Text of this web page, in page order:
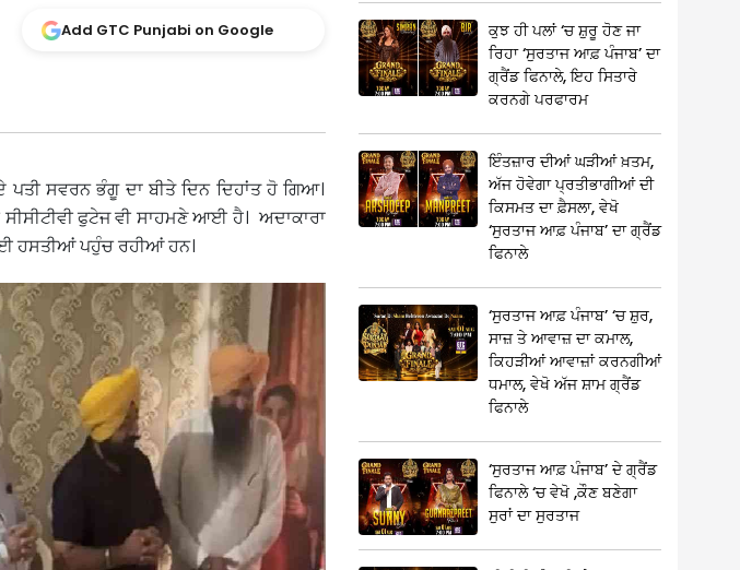
Add GTC Punjabi on Google
ਸਵਰਨ ਭੰਗੂ ਦਾ ਬੀਤੇ ਦਿਨ ਦਿਹਾਂਤ ਹੋ ਗਿਆ।
ਫੁਟੇਜ ਵੀ ਸਾਹਮਣੇ ਆਈ ਹੈ। ਅਦਾਕਾਰਾ
ਹਸਤੀਆਂ ਪਹੁੰਚ ਰਹੀਆਂ ਹਨ।
ਕੁਝ ਹੀ ਪਲਾਂ ‘ਚ ਸ਼ੁਰੂ ਹੋਣ ਜਾ
ਰਿਹਾ ‘ਸੁਰਤਾਜ ਆਫ਼ ਪੰਜਾਬ’ ਦਾ
ਗ੍ਰੈਂਡ ਫਿਨਾਲੇ, ਇਹ ਸਿਤਾਰੇ
ਕਰਨਗੇ ਪਰਫਾਰਮ
ਇੰਤਜ਼ਾਰ ਦੀਆਂ ਘੜੀਆਂ ਖ਼ਤਮ,
ਅੱਜ ਹੋਵੇਗਾ ਪ੍ਰਤੀਭਾਗੀਆਂ ਦੀ
ਕਿਸਮਤ ਦਾ ਫ਼ੈਸਲਾ, ਵੇਖੋ
‘ਸੁਰਤਾਜ ਆਫ਼ ਪੰਜਾਬ’ ਦਾ ਗ੍ਰੈਂਡ
ਫਿਨਾਲੇ
‘ਸੁਰਤਾਜ ਆਫ਼ ਪੰਜਾਬ’ ‘ਚ ਸ਼ੁਰ,
ਸਾਜ਼ ਤੇ ਆਵਾਜ਼ ਦਾ ਕਮਾਲ,
ਕਿਹੜੀਆਂ ਆਵਾਜ਼ਾਂ ਕਰਨਗੀਆਂ
ਧਮਾਲ, ਵੇਖੋ ਅੱਜ ਸ਼ਾਮ ਗ੍ਰੈਂਡ
ਫਿਨਾਲੇ
‘ਸੁਰਤਾਜ ਆਫ਼ ਪੰਜਾਬ’ ਦੇ ਗ੍ਰੈਂਡ
ਫਿਨਾਲੇ ‘ਚ ਵੇਖੋ ,ਕੌਣ ਬਣੇਗਾ
ਸੁਰਾਂ ਦਾ ਸੁਰਤਾਜ